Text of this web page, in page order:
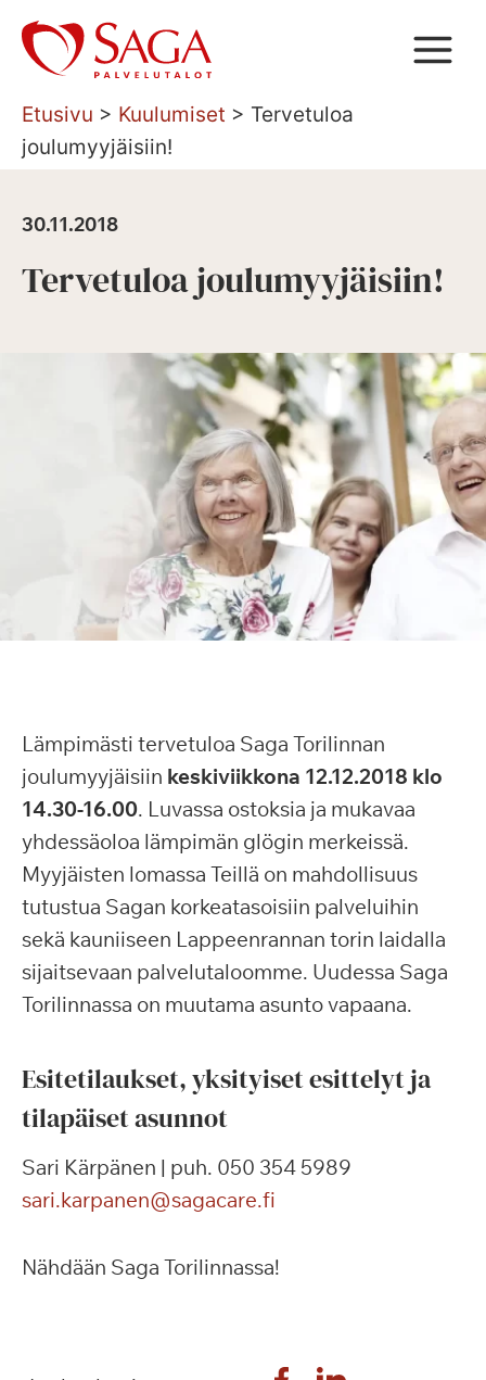
Siirry
sisältöön
Etusivu > Kuulumiset > Tervetuloa
joulumyyjäisiin!
30.11.2018
Tervetuloa joulumyyjäisiin!
Lämpimästi tervetuloa Saga Torilinnan
joulumyyjäisiin keskiviikkona 12.12.2018 klo
14.30-16.00. Luvassa ostoksia ja mukavaa
yhdessäoloa lämpimän glögin merkeissä.
Myyjäisten lomassa Teillä on mahdollisuus
tutustua Sagan korkeatasoisiin palveluihin
sekä kauniiseen Lappeenrannan torin laidalla
sijaitsevaan palvelutaloomme. Uudessa Saga
Torilinnassa on muutama asunto vapaana.
Esitetilaukset, yksityiset esittelyt ja
tilapäiset asunnot
Sari Kärpänen | puh. 050 354 5989
sari.karpanen@sagacare.fi
Nähdään Saga Torilinnassa!